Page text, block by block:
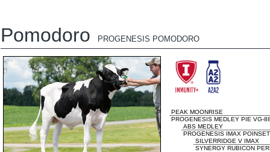
Pomodoro PROGENESIS POMODORO
PEAK MOONRISE
PROGENESIS MEDLEY PIE VG-
ABS MEDLEY
PROGENESIS IMAX
SILVERRIDGE V IMAX
SYNERGY RUBICON